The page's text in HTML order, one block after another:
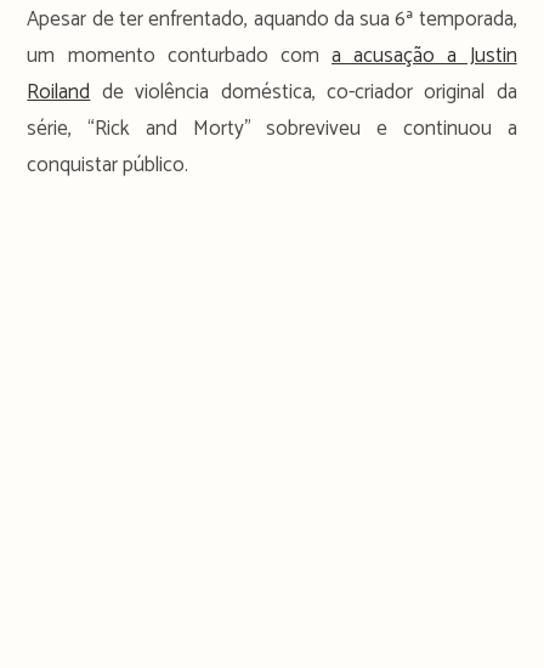
Apesar de ter enfrentado, aquando da sua 6ª temporada,
um momento conturbado coma acusação a Justin
Roilandde violência doméstica, co-criador original da
série, “Rick and Morty” sobreviveu e continuou a
conquistar público.